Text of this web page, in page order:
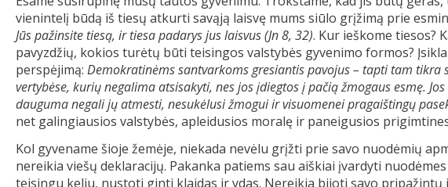
vienintelį būdą iš tiesų atkurti savąją laisvę mums siūlo grįžimą prie
Jūs pažinsite tiesą, ir tiesa padarys jus laisvus (Jn 8, 32). Kur ieškome tiesos?
pavyzdžių, kokios turėtų būti teisingos valstybės gyvenimo formos?
perspėjimą: Demokratinėms santvarkoms gresiantis pavojus – tapti tam
vertybėse, kurių negalima atsisakyti, nes jos įdiegtos į pačią žmogaus esmę.
dauguma negali jų atmesti, nesukėlusi žmogui ir visuomenei pragaištingų
net galingiausios valstybės, apleidusios moralę ir paneigusios
Kol gyvename šioje žemėje, niekada nevėlu grįžti prie savo nuodėmių
nereikia viešų deklaracijų. Pakanka patiems sau aiškiai įvardyti
teisingu keliu, nustoti ginti klaidas ir ydas. Nereikia bijoti savo pripažintų